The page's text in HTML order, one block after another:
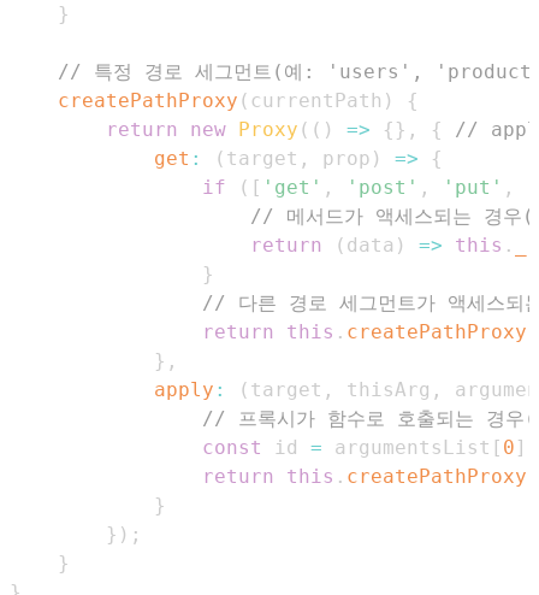
}
// 특정 경로 세그먼트(예: 'users',
createPathProxy ( currentPath )
{
return
new Proxy ( ( ) => { } , {
// apply
get : ( target , prop ) =>
{
if
( [ 'get' , 'post' , 'put' ,
// 메서드가 액세스되는 경
return
( data ) => this .
}
// 다른 경로 세그먼트가 액세
return
this . createPathProxy
} ,
apply : ( target , thisArg ,
// 프록시가 함수로 호출되는
const
id = argumentsList [ 0 ]
return
this . createPathProxy
}
} ) ;
}